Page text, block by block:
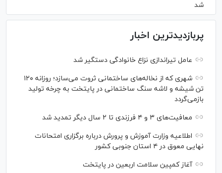
شد
پربازدیدترین اخبار
عامل تیراندازی نزاع خانوادگی دستگیر شد
شهری که از نخاله‌های ساختمانی ثروت می‌سازد؛ روزانه ۱۲۰
تن شیشه و لاشه سنگ ساختمانی در پایتخت به چرخه تولید
بازمی‌گردد
معافیت‌های ۳ و ۴ فرزندی تا ۲ سال دیگر تمدید شد
اطلاعیه وزارت آموزش و پرورش درباره برگزاری امتحانات
نهایی معوق در ۴ استان جنوبی کشور
آغاز کمپین سلامت اربعین در پایتخت